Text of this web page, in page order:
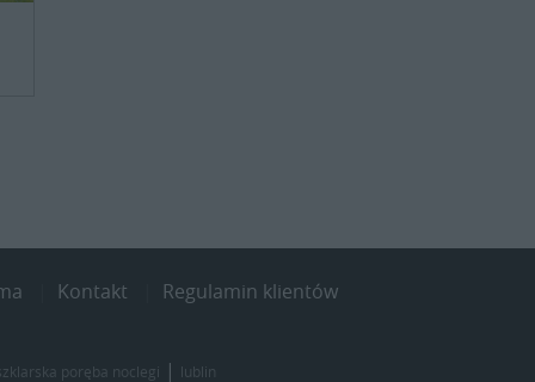
Kontakt Regulamin klientów
poręba noclegi | lublin